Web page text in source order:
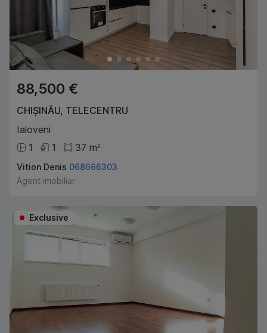
88,500 €
CHIȘINĂU, TELECENTRU
Ialoveni
1
1 37 m2
Vition Denis 068666303
Agent imobiliar
Exclusive